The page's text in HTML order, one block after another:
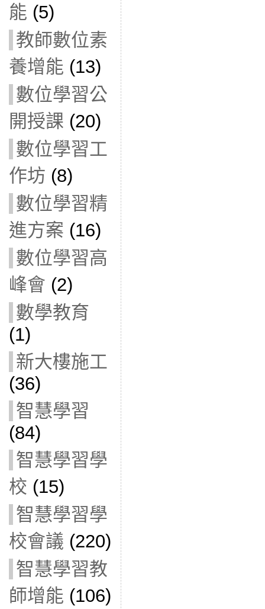
能 (5)
教師數位素
養增能 (13)
數位學習公
開授課 (20)
數位學習工
作坊 (8)
數位學習精
進方案 (16)
數位學習高
峰會 (2)
數學教育
(1)
新大樓施工
(36)
智慧學習
(84)
智慧學習學
校 (15)
智慧學習學
校會議 (220)
智慧學習教
師增能 (106)